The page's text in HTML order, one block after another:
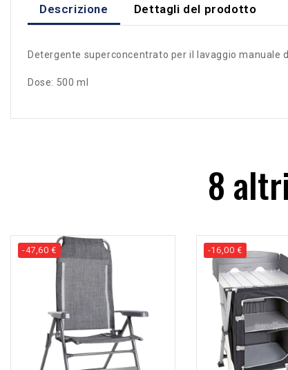
Descrizione Dettagli del prodotto
Detergente superconcentrato per il lavaggio manuale
Dose: 500 ml
8
-47,60 € -16,00 €